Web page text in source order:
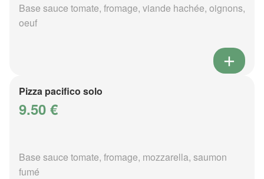
Base sauce tomate, fromage, viande hachée, oignons,
oeuf
Pizza pacifico solo
9.50 €
Base sauce tomate, fromage, mozzarella, saumon
fumé